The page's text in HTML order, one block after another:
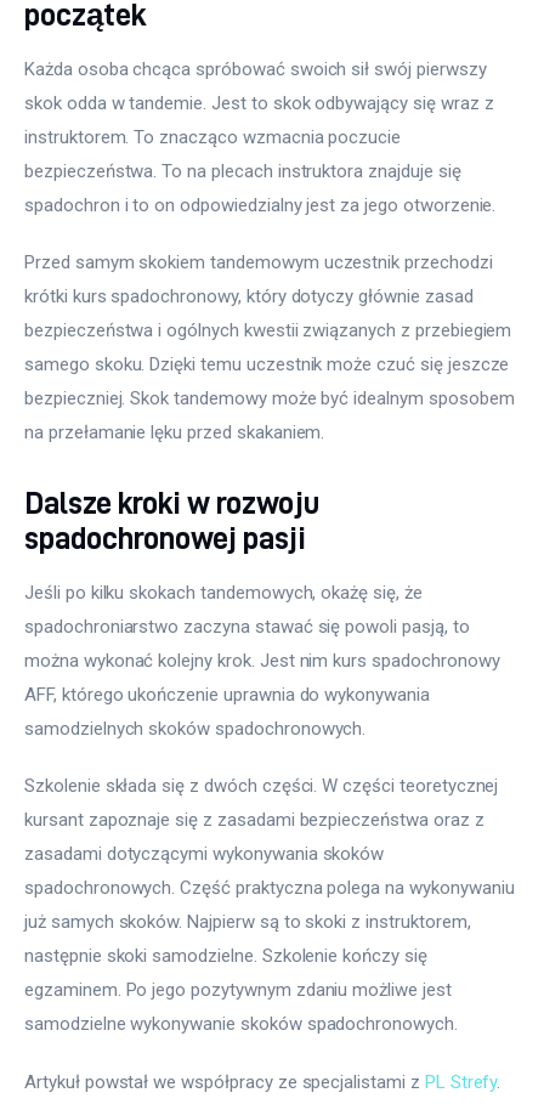
początek
Każda osoba chcąca spróbować swoich sił swój pierwszy
skok odda w tandemie. Jest to skok odbywający się wraz z
instruktorem. To znacząco wzmacnia poczucie
bezpieczeństwa. To na plecach instruktora znajduje się
spadochron i to on odpowiedzialny jest za jego otworzenie.
Przed samym skokiem tandemowym uczestnik przechodzi
krótki kurs spadochronowy, który dotyczy głównie zasad
bezpieczeństwa i ogólnych kwestii związanych z przebiegiem
samego skoku. Dzięki temu uczestnik może czuć się jeszcze
bezpieczniej. Skok tandemowy może być idealnym sposobem
na przełamanie lęku przed skakaniem.
Dalsze kroki w rozwoju
spadochronowej pasji
Jeśli po kilku skokach tandemowych, okażę się, że
spadochroniarstwo zaczyna stawać się powoli pasją, to
można wykonać kolejny krok. Jest nim kurs spadochronowy
AFF, którego ukończenie uprawnia do wykonywania
samodzielnych skoków spadochronowych.
Szkolenie składa się z dwóch części. W części teoretycznej
kursant zapoznaje się z zasadami bezpieczeństwa oraz z
zasadami dotyczącymi wykonywania skoków
spadochronowych. Część praktyczna polega na wykonywaniu
już samych skoków. Najpierw są to skoki z instruktorem,
następnie skoki samodzielne. Szkolenie kończy się
egzaminem. Po jego pozytywnym zdaniu możliwe jest
samodzielne wykonywanie skoków spadochronowych.
Artykuł powstał we współpracy ze specjalistami z PL Strefy.